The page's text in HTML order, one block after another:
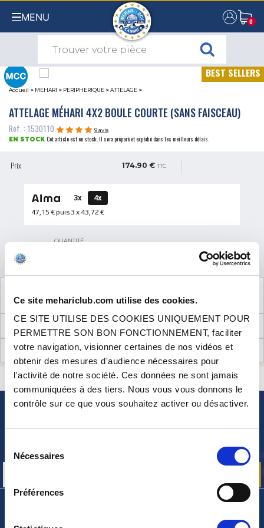
Ce site mehariclub.com utilise des cookies.
CE SITE UTILISE DES COOKIES UNIQUEMENT POUR
PERMETTRE SON BON FONCTIONNEMENT, faciliter
votre navigation, visionner certaines de nos vidéos et
obtenir des mesures d'audience nécessaires pour
l'activité de notre société. Ces données ne sont jamais
communiquées à des tiers. Nous vous vous donnons le
contrôle sur ce que vous souhaitez activer ou désactiver.
Nécessaires
Préférences
MENU 0
0
BEST SELLERS
Accueil > MEHARI > PERIPHERIQUE >ATTELAGE >
ATTELAGE MÉHARI 4X2 BOULE COURTE (SANS FAISCEAU)
Réf. : 1530110
9 avis
EN STOCK Cet article est en stock. Il sera préparé et expédié dans les meilleurs délais.
Prix 174.90 € TTC
3x
4x
47,15 €puis 3 x43,72 €
QUANTITÉ
NÉCESSAIRE AU MONTAGE
AVIS CLIENTS (9)
UNE QUESTION ? BESOIN D 'AIDE ? CONTACTEZ-NOUS